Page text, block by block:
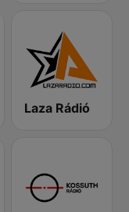
Laza Rádió